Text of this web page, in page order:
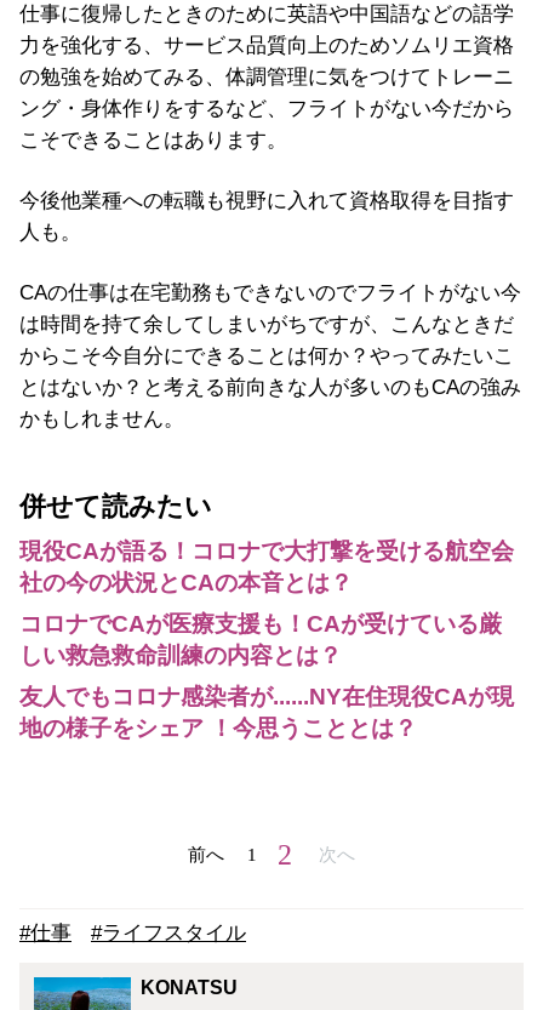
仕事に復帰したときのために英語や中国語などの語学
力を強化する、サービス品質向上のためソムリエ資格
の勉強を始めてみる、体調管理に気をつけてトレーニ
ング・身体作りをするなど、フライトがない今だから
こそできることはあります。
今後他業種への転職も視野に入れて資格取得を目指す
人も。
CAの仕事は在宅勤務もできないのでフライトがない今
は時間を持て余してしまいがちですが、こんなときだ
からこそ今自分にできることは何か？やってみたいこ
とはないか？と考える前向きな人が多いのもCAの強み
かもしれません。
併せて読みたい
現役CAが語る！コロナで大打撃を受ける航空会
社の今の状況とCAの本音とは？
コロナでCAが医療支援も！CAが受けている厳
しい救急救命訓練の内容とは？
友人でもコロナ感染者が......NY在住現役CAが現
地の様子をシェア ！今思うこととは？
前へ 1 2 次へ
#仕事 #ライフスタイル
KONATSU